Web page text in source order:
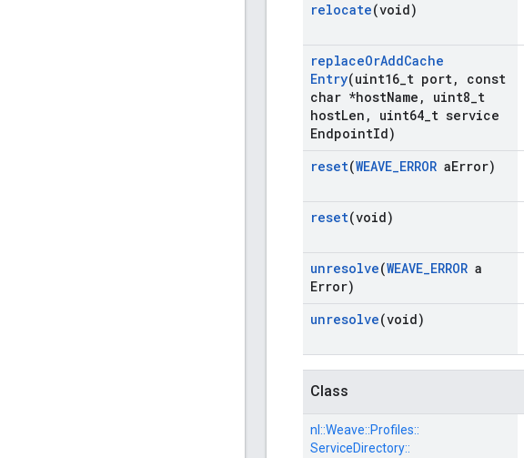
relocate(void)
replaceOrAddCache
Entry(uint16 t port,
const
char *hostName , uint8 t
hostLen , uint64 t service
EndpointId)
reset(WEAVE_ERROR aError)
reset(void)
unresolve(WEAVE_ERROR a
Error)
unresolve(void)
Class
nl::Weave::Profiles::
ServiceDirectory::